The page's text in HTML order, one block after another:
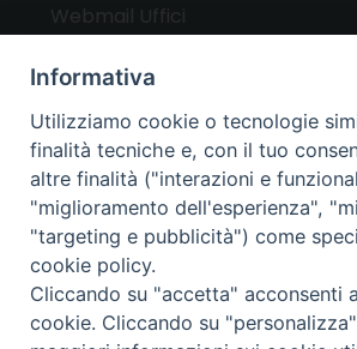
UTILITY
News
Altri articoli
Notizie nazionali
Download
Informativa
Utilizziamo cookie o tecnologie
finalità tecniche e, con il tuo
altre finalità ("interazioni e
"miglioramento dell'esperienza",
"targeting e pubblicità") come
cookie policy.
Cliccando su "accetta" acconsenti
cookie. Cliccando su